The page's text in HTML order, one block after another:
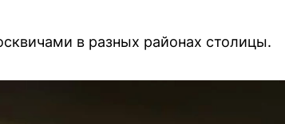
в разных районах столицы.